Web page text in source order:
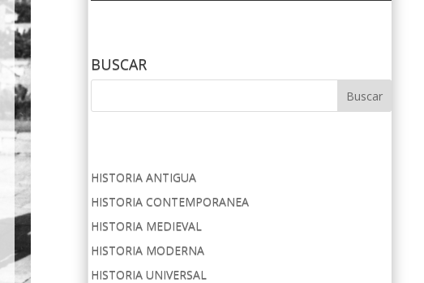
BUSCAR
HISTORIA ANTIGUA
HISTORIA CONTEMPORANEA
HISTORIA MEDIEVAL
HISTORIA MODERNA
HISTORIA UNIVERSAL